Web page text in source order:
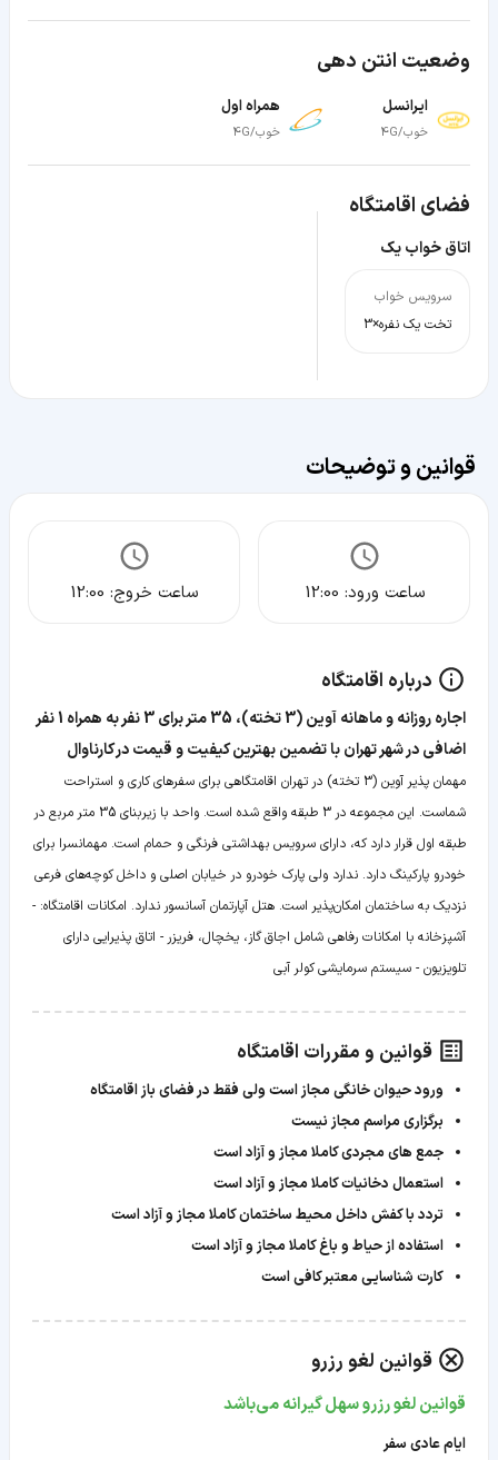
وضعیت انتن دهی
ایرانسل
خوب/4G
همراه اول
خوب/4G
فضای اقامتگاه
اتاق خواب یک
سرویس خواب
تخت یک نفره×3
قوانین و توضیحات
ساعت ورود: 12:00 ساعت خروج: 12:00
درباره اقامتگاه
‫‫اجاره روزانه و ماهانه آوین (3 تخته)، 35 متر برای 3 نفر به همراه 1 نفر
اضافی در شهر تهران با تضمین بهترین کیفیت و قیمت در کارناوال
مهمان پذیر آوین (3 تخته) در تهران اقامتگاهی برای سفرهای کاری و استراحت
شماست. این مجموعه در 3 طبقه واقع شده است. واحد با زیربنای 35 متر مربع در
طبقه اول قرار دارد که، دارای سرویس بهداشتی فرنگی و حمام است. مهمانسرا برای
خودرو پارکینگ دارد. ندارد ولی پارک خودرو در خیابان اصلی و داخل کوچه‌های فرعی
نزدیک به ساختمان امکان‌پذیر است. هتل آپارتمان آسانسور ندارد. امکانات اقامتگاه: -
آشپزخانه با امکانات رفاهی شامل اجاق گاز، یخچال، فریزر - اتاق پذیرایی دارای
تلویزیون - سیستم سرمایشی کولر آبی
قوانین و مقررات اقامتگاه
ورود حیوان خانگی مجاز است ولی فقط در فضای باز اقامتگاه
برگزاری مراسم مجاز نیست
جمع های مجردی کاملا مجاز و آزاد است
استعمال دخانیات کاملا مجاز و آزاد است
تردد با کفش داخل محیط ساختمان کاملا مجاز و آزاد است
استفاده از حیاط و باغ کاملا مجاز و آزاد است
کارت شناسایی معتبر کافی است
قوانین لغو رزرو
قوانین لغو رزرو سهل گیرانه می‌باشد
ایام عادی سفر